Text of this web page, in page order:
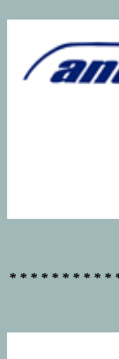
* * * * * * * * * *